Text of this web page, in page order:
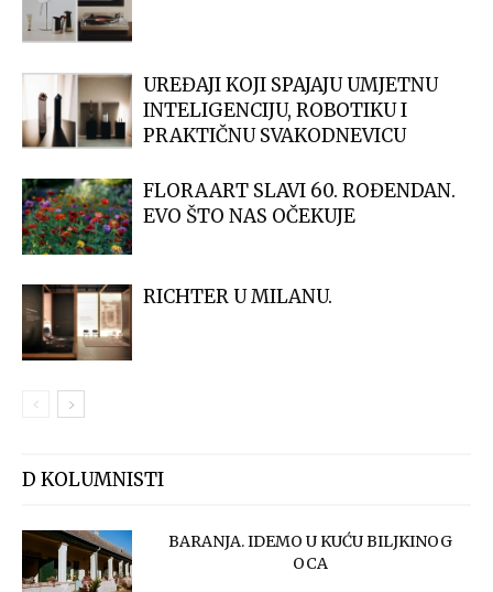
UREĐAJI KOJI SPAJAJU UMJETNU
INTELIGENCIJU, ROBOTIKU I
PRAKTIČNU SVAKODNEVICU
FLORAART SLAVI 60. ROĐENDAN.
EVO ŠTO NAS OČEKUJE
RICHTER U MILANU.
D KOLUMNISTI
BARANJA. IDEMO U KUĆU BILJKINOG
OCA